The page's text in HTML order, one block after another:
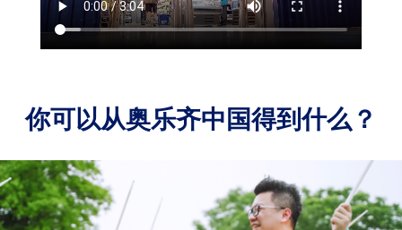
你可以从奥乐齐中国得到什么？